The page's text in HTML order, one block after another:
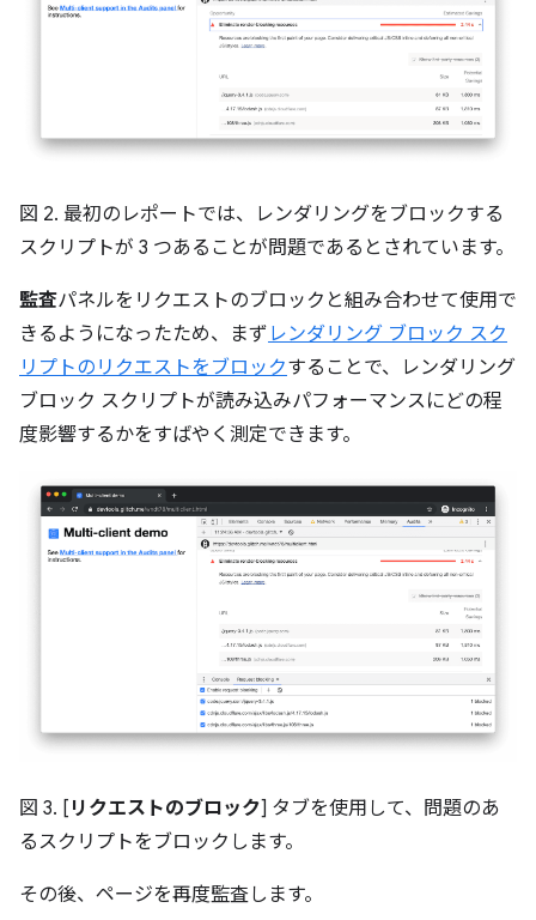
図 2. 最初のレポートでは、レンダリングをブロックする
スクリプトが 3 つあることが問題であるとされています。
監査パネルをリクエストのブロックと組み合わせて使用で
きるようになったため、まず レンダリング ブロック スク
リプトのリクエストをブロックすることで、レンダリング
ブロック スクリプトが読み込みパフォーマンスにどの程
度影響するかをすばやく測定できます。
図 3. [ リクエストのブロック] タブを使用して、問題のあ
るスクリプトをブロックします。
その後、ページを再度監査します。